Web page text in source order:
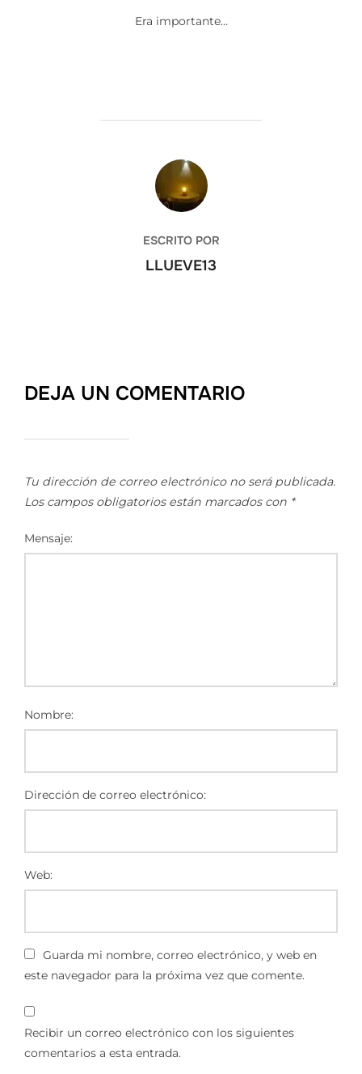
Era importante…
AUTOR DE LA ENTRADA
ESCRITO POR
LLUEVE13
DEJA UN COMENTARIO
Tu dirección de correo electrónico no será publicada.
Los campos obligatorios están marcados con *
Mensaje:
Nombre:
Dirección de correo electrónico:
Web:
Guarda mi nombre, correo electrónico, y web en
este navegador para la próxima vez que comente.
Recibir un correo electrónico con los siguientes
comentarios a esta entrada.